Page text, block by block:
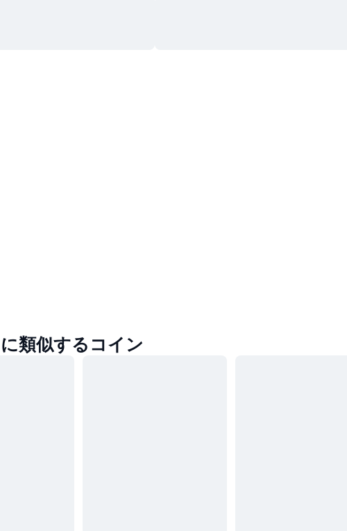
類似するコイン